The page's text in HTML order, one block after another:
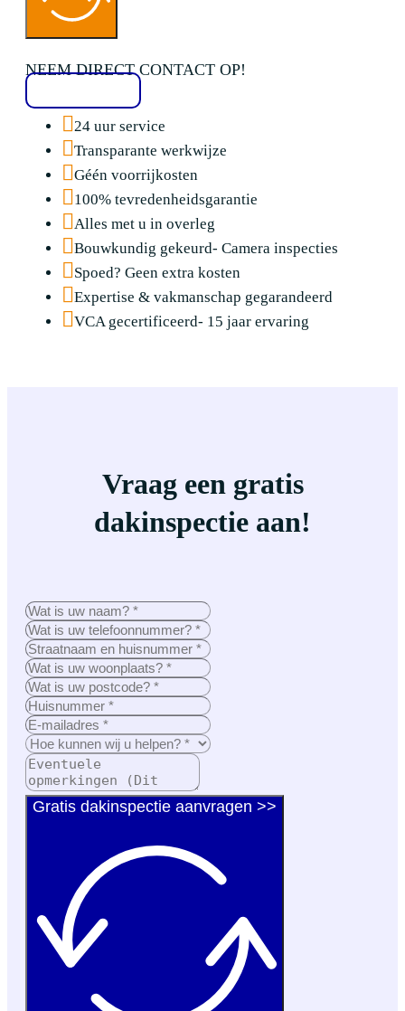
NEEM DIRECT CONTACT OP!
24 uur service
Transparante werkwijze
Géén voorrijkosten
100% tevredenheidsgarantie
Alles met u in overleg
Bouwkundig gekeurd- Camera inspecties
Spoed? Geen extra kosten
Expertise & vakmanschap gegarandeerd
VCA gecertificeerd- 15 jaar ervaring
Vraag een gratis
dakinspectie aan!
Gratis dakinspectie aanvragen >>